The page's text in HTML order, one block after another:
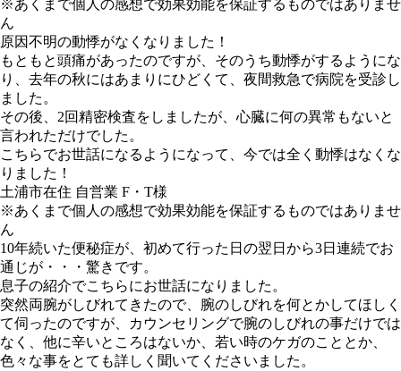
※あくまで個人の感想で効果効能を保証するものではありませ
ん
原因不明の動悸がなくなりました！
もともと頭痛があったのですが、そのうち動悸がするようにな
り、去年の秋にはあまりにひどくて、夜間救急で病院を受診し
ました。
その後、2回精密検査をしましたが、心臓に何の異常もないと
言われただけでした。
こちらでお世話になるようになって、今では全く動悸はなくな
りました！
土浦市在住 自営業 F・T様
※あくまで個人の感想で効果効能を保証するものではありませ
ん
10年続いた便秘症が、初めて行った日の翌日から3日連続でお
通じが・・・驚きです。
息子の紹介でこちらにお世話になりました。
突然両腕がしびれてきたので、腕のしびれを何とかしてほしく
て伺ったのですが、カウンセリングで腕のしびれの事だけでは
なく、他に辛いところはないか、若い時のケガのこととか、
色々な事をとても詳しく聞いてくださいました。